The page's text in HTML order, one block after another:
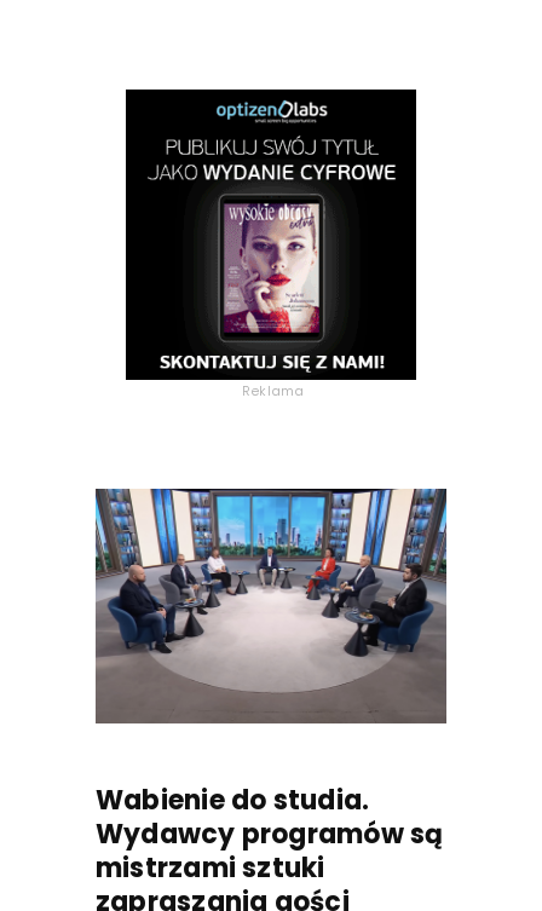
Reklama
Wabienie do studia.
Wydawcy programów są
mistrzami sztuki
zapraszania gości